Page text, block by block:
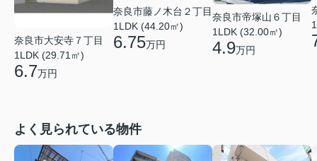
奈良市大安寺７丁目
1LDK (29.71㎡)
6.7万円
奈良市藤ノ木台２丁目
1LDK (44.20㎡)
6.75万円
奈良市帝塚山６丁目
1LDK (32.00㎡)
4.9万円
よく見られている物件